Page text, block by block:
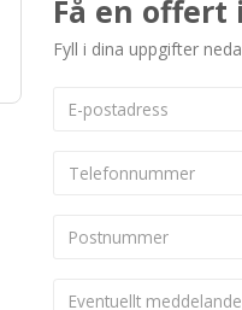
Få en offert
Fyll i dina uppgifter